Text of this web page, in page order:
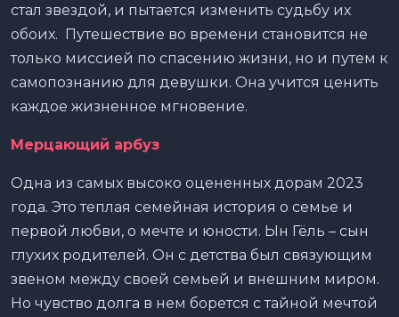
стал звездой, и пытается изменить судьбу их
обоих. Путешествие во времени становится не
только миссией по спасению жизни, но и путем к
самопознанию для девушки. Она учится ценить
каждое жизненное мгновение.
Мерцающий арбуз
Одна из самых высоко оцененных дорам 2023
года. Это теплая семейная история о семье и
первой любви, о мечте и юности. Ын Гёль – сын
глухих родителей. Он с детства был связующим
звеном между своей семьей и внешним миром.
Но чувство долга в нем борется с тайной мечтой